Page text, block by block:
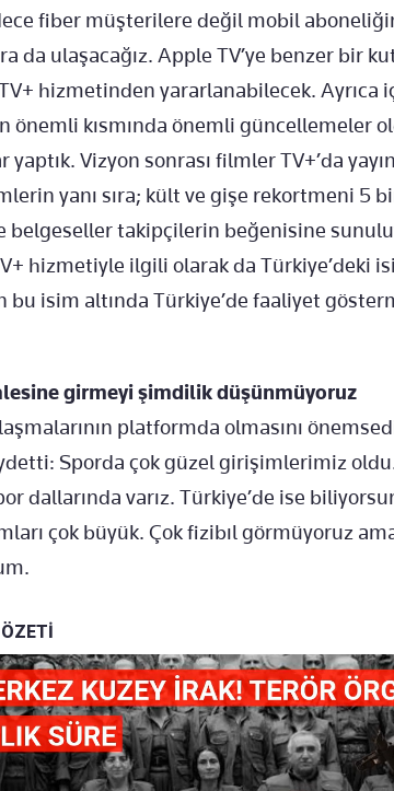
fiber müşterilere değil mobil
da ulaşacağız. Apple TV’ye benzer bir
hizmetinden yararlanabilecek. Ayrıca
önemli kısmında önemli güncellemeler
yaptık. Vizyon sonrası filmler TV+’da
yanı sıra; kült ve gişe rekortmeni 5
belgeseller takipçilerin beğenisine
hizmetiyle ilgili olarak da Türkiye’deki
bu isim altında Türkiye’de faaliyet
girmeyi şimdilik düşünmüyoruz
platformda olmasını
Sporda çok güzel girişimlerimiz
dallarında varız. Türkiye’de ise
çok büyük. Çok fizibıl görmüyoruz